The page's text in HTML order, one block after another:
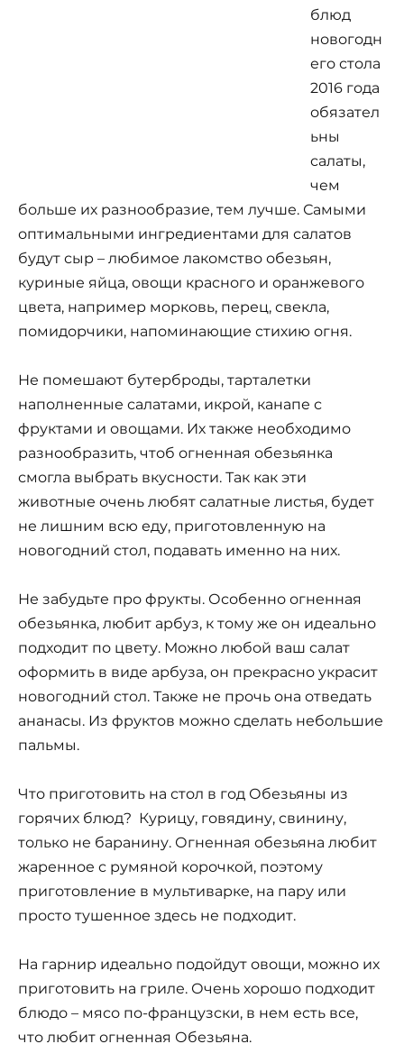
блюд
новогодн
его стола
2016 года
обязател
ьны
салаты,
чем
больше их разнообразие, тем лучше. Самыми
оптимальными ингредиентами для салатов
будут сыр – любимое лакомство обезьян,
куриные яйца, овощи красного и оранжевого
цвета, например морковь, перец, свекла,
помидорчики, напоминающие стихию огня.
Не помешают бутерброды, тарталетки
наполненные салатами, икрой, канапе с
фруктами и овощами. Их также необходимо
разнообразить, чтоб огненная обезьянка
смогла выбрать вкусности. Так как эти
животные очень любят салатные листья, будет
не лишним всю еду, приготовленную на
новогодний стол, подавать именно на них.
Не забудьте про фрукты. Особенно огненная
обезьянка, любит арбуз, к тому же он идеально
подходит по цвету. Можно любой ваш салат
оформить в виде арбуза, он прекрасно украсит
новогодний стол. Также не прочь она отведать
ананасы. Из фруктов можно сделать небольшие
пальмы.
Что приготовить на стол в год Обезьяны из
горячих блюд? Курицу, говядину, свинину,
только не баранину. Огненная обезьяна любит
жаренное с румяной корочкой, поэтому
приготовление в мультиварке, на пару или
просто тушенное здесь не подходит.
На гарнир идеально подойдут овощи, можно их
приготовить на гриле. Очень хорошо подходит
блюдо – мясо по-французски, в нем есть все,
что любит огненная Обезьяна.